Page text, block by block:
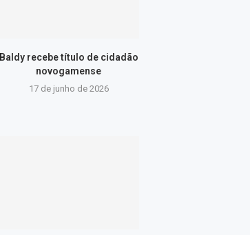
Baldy recebe título de cidadão
novogamense
17 de junho de 2026